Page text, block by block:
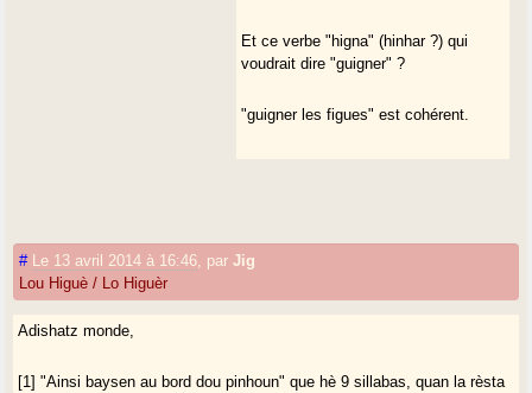
Et ce verbe "higna" (hinhar ?) qui
voudrait dire "guigner" ?
"guigner les figues" est cohérent.
# Le 13 avril 2014 à 16:46 parJig
Lou Higuè / Lo Higuèr
Adishatz monde,
[1] "Ainsi baysen au bord dou pinhoun" que hè 9 sillabas, quan la rèsta